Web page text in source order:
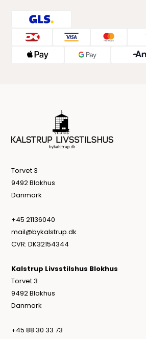
Torvet 3
9492 Blokhus
Danmark
+45 21136040
mail@bykalstrup.dk
CVR: DK32154344
Kalstrup Livsstilshus Blokhus
Torvet 3
9492 Blokhus
Danmark
+45 88 30 33 73